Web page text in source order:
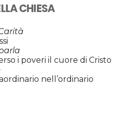
CHIESA
i poveri il cuore di Cristo
nell’ordinario